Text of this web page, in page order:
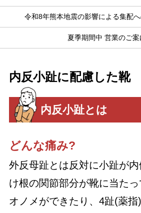
令和8年熊本地震の影響による集配
夏季期間中 営業のご案
内反小趾に配慮した靴
内反小趾とは
どんな痛み?
外反母趾とは反対に小趾が
け根の関節部分が靴に当た
オノメができたり、4趾(薬